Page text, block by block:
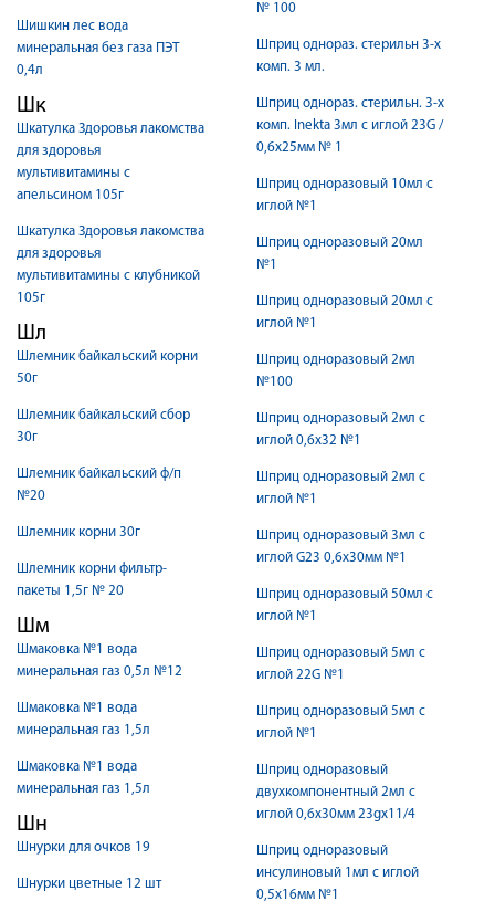
Шишкин лес вода
минеральная без газа ПЭТ
0,4л
Шк
Шкатулка Здоровья лакомства
для здоровья
мультивитамины с
апельсином 105г
Шкатулка Здоровья лакомства
для здоровья
мультивитамины с клубникой
105г
Шл
Шлемник байкальский корни
50г
Шлемник байкальский сбор
30г
Шлемник байкальский ф/п
№20
Шлемник корни 30г
Шлемник корни фильтр-
пакеты 1,5г № 20
Шм
Шмаковка №1 вода
минеральная газ 0,5л №12
Шмаковка №1 вода
минеральная газ 1,5л
Шмаковка №1 вода
минеральная газ 1,5л
Шн
Шнурки для очков 19
Шнурки цветные 12 шт
№ 100
Шприц однораз. стерильн 3-х
комп. 3 мл.
Шприц однораз. стерильн. 3-х
комп. Inekta 3мл с иглой 23G /
0,6х25мм № 1
Шприц одноразовый 10мл с
иглой №1
Шприц одноразовый 20мл
№1
Шприц одноразовый 20мл с
иглой №1
Шприц одноразовый 2мл
№100
Шприц одноразовый 2мл с
иглой 0,6х32 №1
Шприц одноразовый 2мл с
иглой №1
Шприц одноразовый 3мл с
иглой G23 0,6х30мм №1
Шприц одноразовый 50мл с
иглой №1
Шприц одноразовый 5мл с
иглой 22G №1
Шприц одноразовый 5мл с
иглой №1
Шприц одноразовый
двухкомпонентный 2мл с
иглой 0,6х30мм 23gх11/4
Шприц одноразовый
инсулиновый 1мл с иглой
0,5х16мм №1